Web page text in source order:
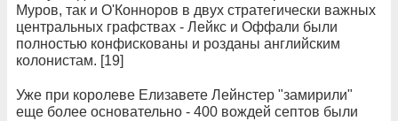
Муров, так и О'Конноров в двух стратегически важных
центральных графствах - Лейкс и Оффали были
полностью конфискованы и розданы английским
колонистам. [19]
Уже при королеве Елизавете Лейнстер "замирили"
еще более основательно - 400 вождей септов были